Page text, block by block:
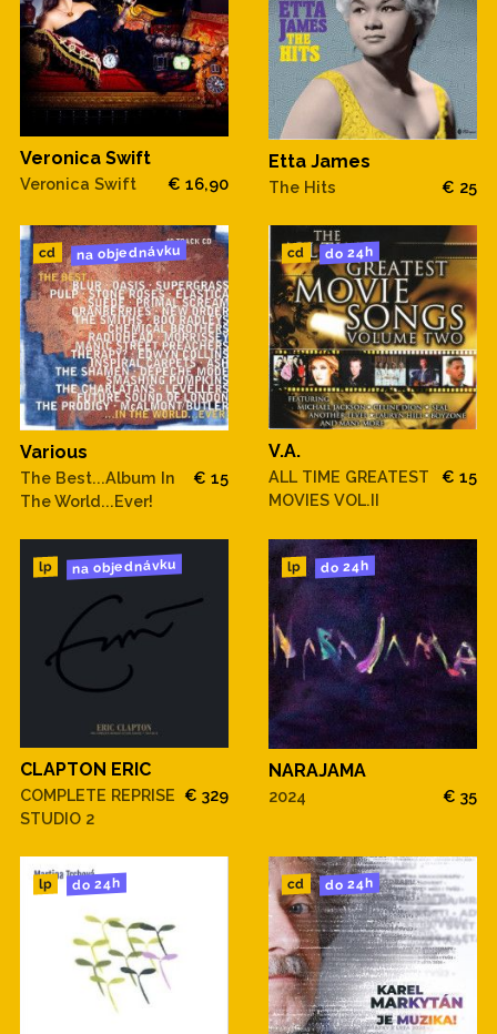
Veronica Swift
Veronica Swift € 16,90
Etta James
The Hits € 25
cd na objednávku
Various
The Best...Album In
The World...Ever!
€ 15
cd do 24h
V.A.
ALL TIME GREATEST
MOVIES VOL.II
€ 15
lp na objednávku
CLAPTON ERIC
COMPLETE REPRISE
STUDIO 2
€ 329
lp do 24h
NARAJAMA
2024 € 35
lp do 24h cd do 24h